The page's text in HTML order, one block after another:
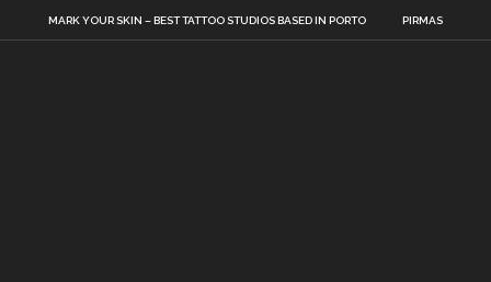
MARK YOUR SKIN – BEST TATTOO STUDIOS BASED IN PORTO PIRMAS